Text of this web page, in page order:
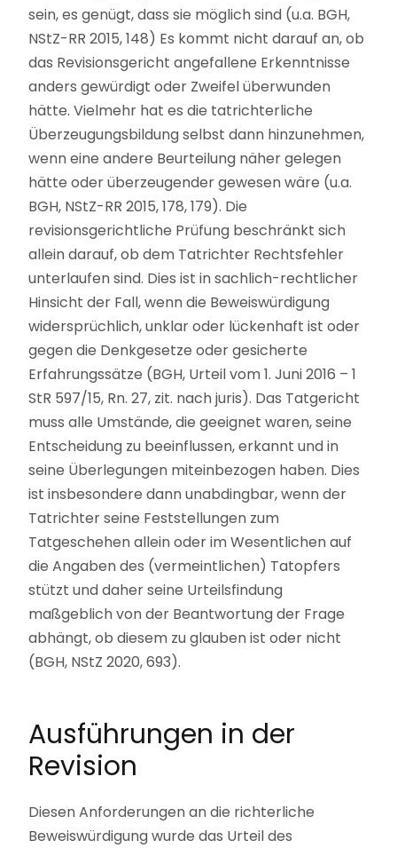
sein, es genügt, dass sie möglich sind (u.a. BGH,
NStZ-RR 2015, 148) Es kommt nicht darauf an, ob
das Revisionsgericht angefallene Erkenntnisse
anders gewürdigt oder Zweifel überwunden
hätte. Vielmehr hat es die tatrichterliche
Überzeugungsbildung selbst dann hinzunehmen,
wenn eine andere Beurteilung näher gelegen
hätte oder überzeugender gewesen wäre (u.a.
BGH, NStZ-RR 2015, 178, 179). Die
revisionsgerichtliche Prüfung beschränkt sich
allein darauf, ob dem Tatrichter Rechtsfehler
unterlaufen sind. Dies ist in sachlich-rechtlicher
Hinsicht der Fall, wenn die Beweiswürdigung
widersprüchlich, unklar oder lückenhaft ist oder
gegen die Denkgesetze oder gesicherte
Erfahrungssätze (BGH, Urteil vom 1. Juni 2016 – 1
StR 597/15, Rn. 27, zit. nach juris). Das Tatgericht
muss alle Umstände, die geeignet waren, seine
Entscheidung zu beeinflussen, erkannt und in
seine Überlegungen miteinbezogen haben. Dies
ist insbesondere dann unabdingbar, wenn der
Tatrichter seine Feststellungen zum
Tatgeschehen allein oder im Wesentlichen auf
die Angaben des (vermeintlichen) Tatopfers
stützt und daher seine Urteilsfindung
maßgeblich von der Beantwortung der Frage
abhängt, ob diesem zu glauben ist oder nicht
(BGH, NStZ 2020, 693).
Ausführungen in der
Revision
Diesen Anforderungen an die richterliche
Beweiswürdigung wurde das Urteil des